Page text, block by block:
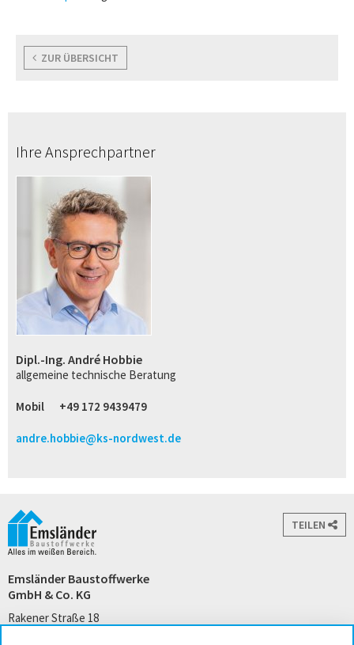
ZUR ÜBERSICHT
Ihre Ansprechpartner
Dipl.-Ing. André Hobbie
allgemeine technische Beratung
Mobil +49 172 9439479
andre.hobbie@ks-nordwest.de
TEILEN
Emsländer Baustoffwerke
GmbH & Co. KG
Rakener Straße 18